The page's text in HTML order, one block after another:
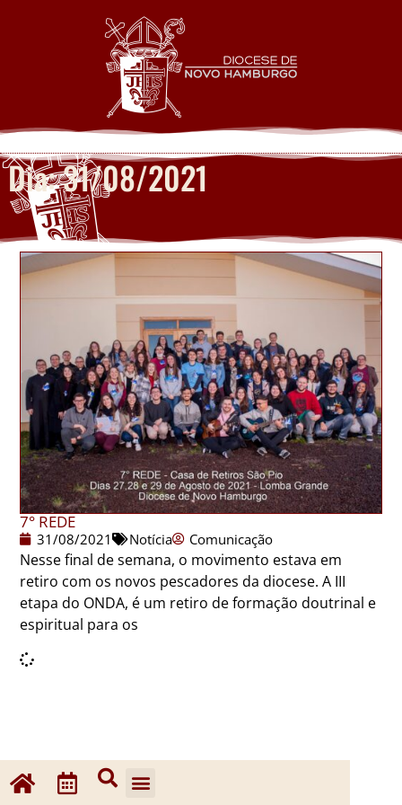
Dia: 31/08/2021
7° REDE
31/08/2021 Notícia Comunicação
Nesse final de semana, o movimento estava em
retiro com os novos pescadores da diocese. A III
etapa do ONDA, é um retiro de formação doutrinal e
espiritual para os